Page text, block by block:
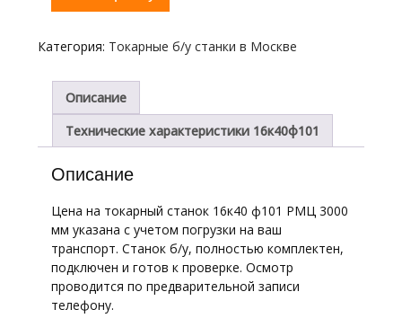
Токарный
Винторезный
станок,
РМЦ
3000
1988
г.в.
Категория: Токарные б/у станки в Москве
Описание
Технические характеристики 16к40ф101
Описание
Цена на токарный станок 16к40 ф101 РМЦ 3000
мм указана с учетом погрузки на ваш
транспорт. Станок б/у, полностью комплектен,
подключен и готов к проверке. Осмотр
проводится по предварительной записи
телефону.